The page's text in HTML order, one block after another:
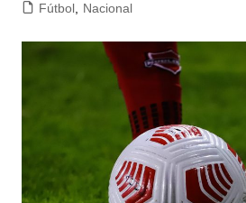
Fútbol, Nacional